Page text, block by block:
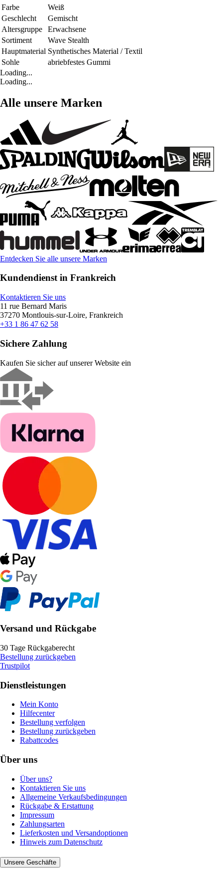
Farbe
Weiß
Geschlecht
Gemischt
Altersgruppe
Erwachsene
Sortiment
Wave Stealth
Hauptmaterial Synthetisches Material / Textil
Sohle
abriebfestes Gummi
Loading...
Loading...
Alle unsere Marken
Entdecken Sie alle unsere Marken
Kundendienst in Frankreich
Kontaktieren Sie uns
11 rue Bernard Maris
37270 Montlouis-sur-Loire, Frankreich
+33 1 86 47 62 58
Sichere Zahlung
Kaufen Sie sicher auf unserer Website ein
Versand und Rückgabe
30 Tage Rückgaberecht
Bestellung zurückgeben
Trustpilot
Dienstleistungen
Mein Konto
Hilfecenter
Bestellung verfolgen
Bestellung zurückgeben
Rabattcodes
Über uns
Über uns?
Kontaktieren Sie uns
Allgemeine Verkaufsbedingungen
Rückgabe & Erstattung
Impressum
Zahlungsarten
Lieferkosten und Versandoptionen
Hinweis zum Datenschutz
Unsere Geschäfte